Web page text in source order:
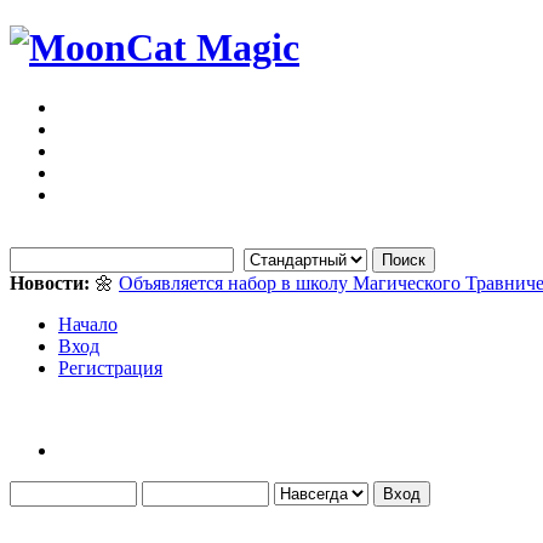
Новости: 🌼 Объявляется набор в школу Магического
Начало
Вход
Регистрация